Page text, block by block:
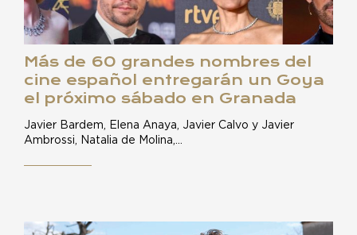
Más de 60 grandes nombres del
cine español entregarán un Goya
el próximo sábado en Granada
Javier Bardem, Elena Anaya, Javier Calvo y Javier
Ambrossi, Natalia de Molina,…